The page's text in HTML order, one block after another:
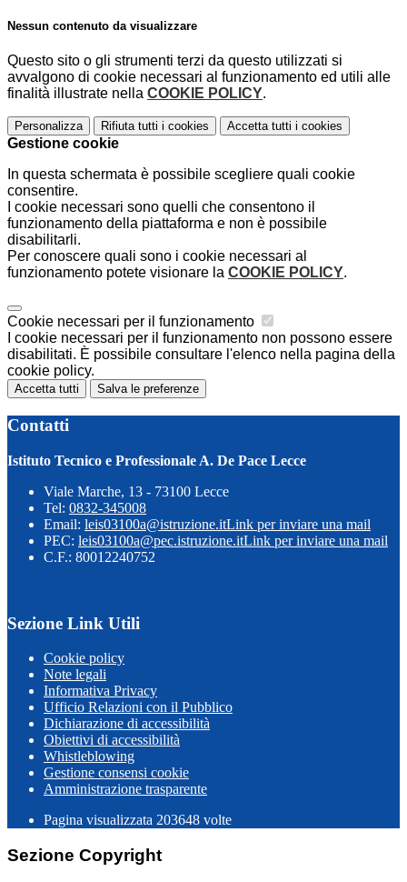
Nessun contenuto da visualizzare
Questo sito o gli strumenti terzi da questo utilizzati si
avvalgono di cookie necessari al funzionamento ed utili alle
finalità illustrate nella COOKIE POLICY.
Personalizza Rifiuta tutti i cookies Accetta tutti i cookies
Gestione cookie
In questa schermata è possibile scegliere quali cookie
consentire.
I cookie necessari sono quelli che consentono il
funzionamento della piattaforma e non è possibile
disabilitarli.
Per conoscere quali sono i cookie necessari al
funzionamento potete visionare la COOKIE POLICY.
Cookie necessari per il funzionamento
I cookie necessari per il funzionamento non possono essere
disabilitati. È possibile consultare l'elenco nella pagina della
cookie policy.
Accetta tutti Salva le preferenze
Contatti
Istituto Tecnico e Professionale A. De Pace Lecce
Viale Marche, 13 - 73100 Lecce
Tel: 0832-345008
Email: leis03100a@istruzione.itLink per inviare una mail
PEC: leis03100a@pec.istruzione.itLink per inviare una mail
C.F.: 80012240752
Sezione Link Utili
Cookie policy
Note legali
Informativa Privacy
Ufficio Relazioni con il Pubblico
Dichiarazione di accessibilità
Obiettivi di accessibilità
Whistleblowing
Gestione consensi cookie
Amministrazione trasparente
Pagina visualizzata 203648 volte
Sezione Copyright